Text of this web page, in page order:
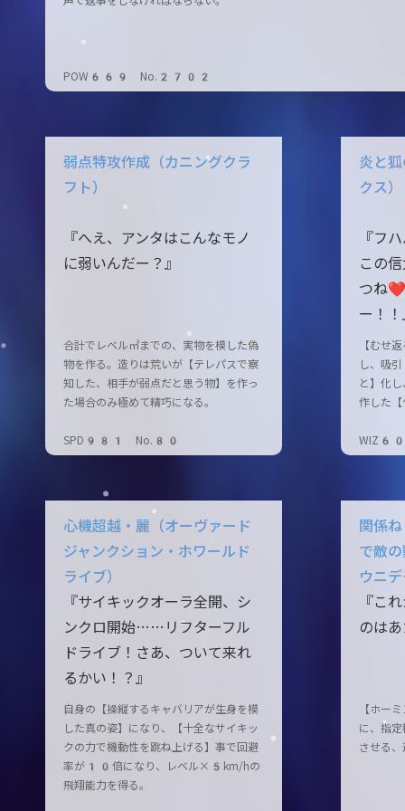
POW669 No.2702
弱点特攻作成（カニングクラ
フト）
『へえ、アンタはこんなモノ
に弱いんだー？』
合計でレベル㎥までの、実物を模した偽
物を作る。造りは荒いが【テレパスで察
知した、相手が弱点だと思う物】を作っ
た場合のみ極めて精巧になる。
SPD981 No.80
炎と
クス）
『フ
この
つね❤
ー！
【むせ
し、吸
と】化
作した
心機超越・麗（オーヴァード
ジャンクション・ホワールド
ライブ）
『サイキックオーラ全開、シ
ンクロ開始……リフターフル
ドライブ！さあ、ついて来れ
るかい！？』
自身の【操縦するキャバリアが生身を模
した真の姿】になり、【十全なサイキッ
クの力で機動性を跳ね上げる】事で回避
率が10倍になり、レベル×5km/hの
飛翔能力を得る。
関係
で敵
ウニ
『こ
のは
【ホー
に、指
させる